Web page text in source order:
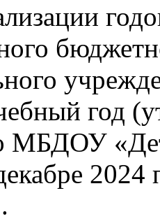
год
МБДОУ
2024